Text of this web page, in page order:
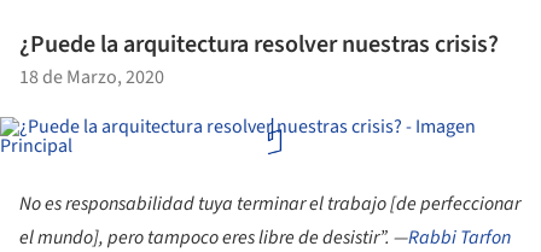
¿Puede la arquitectura resolver nuestras crisis?
18 de Marzo, 2020
No es responsabilidad tuya terminar el trabajo [de perfeccionar
el mundo], pero tampoco eres libre de desistir”. —Rabbi Tarfon